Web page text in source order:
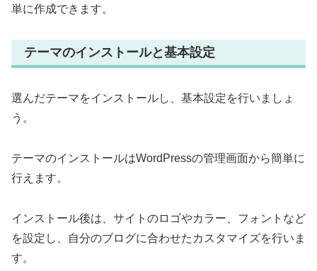
単に作成できます。
テーマのインストールと基本設定
選んだテーマをインストールし、基本設定を行いましょ
う。
テーマのインストールはWordPressの管理画面から簡単に
行えます。
インストール後は、サイトのロゴやカラー、フォントなど
を設定し、自分のブログに合わせたカスタマイズを行いま
す。